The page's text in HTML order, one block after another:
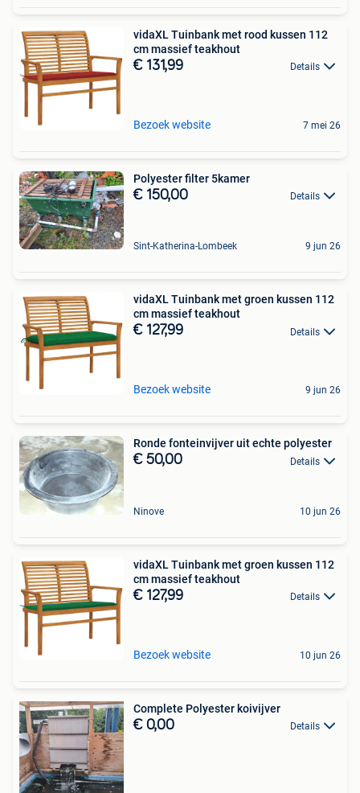
vidaXL Tuinbank met rood kussen 112
cm massief teakhout
€ 131,99 Details
Bezoek website 7 mei 26
Polyester filter 5kamer
€ 150,00 Details
Sint-Katherina-Lombeek 9 jun 26
vidaXL Tuinbank met groen kussen 112
cm massief teakhout
€ 127,99 Details
Bezoek website 9 jun 26
Ronde fonteinvijver uit echte polyester
€ 50,00 Details
Ninove 10 jun 26
vidaXL Tuinbank met groen kussen 112
cm massief teakhout
€ 127,99 Details
Bezoek website 10 jun 26
Complete Polyester koivijver
€ 0,00 Details